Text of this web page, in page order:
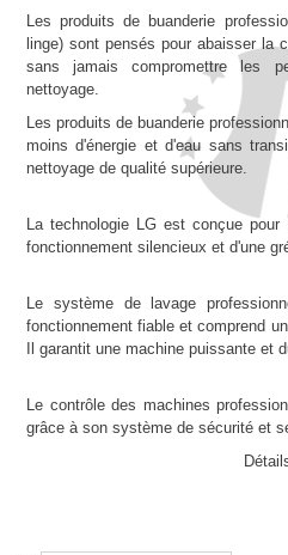
Les produits de buanderie
linge) sont pensés pour abaisser la
sans jamais compromettre les
nettoyage.
Les produits de buanderie
moins d'énergie et d'eau sans
nettoyage de qualité supérieure.
La technologie LG est conçue
fonctionnement silencieux et d'une
Le système de lavage
fonctionnement fiable et comprend
Il garantit une machine puissante et
Le contrôle des machines
grâce à son système de sécurité et